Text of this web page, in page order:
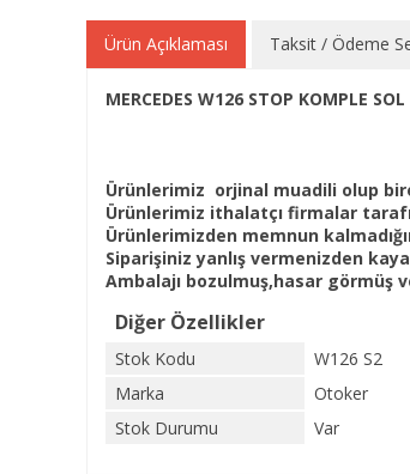
Ürün Açıklaması Taksit / Ödeme
MERCEDES W126 STOP KOMPLE
Ürünlerimiz orjinal muadili olup
Ürünlerimiz ithalatçı firmalar
Ürünlerimizden memnun
Siparişiniz yanlış vermenizden
Ambalajı bozulmuş,hasar görmüş
Diğer Özellikler
Stok Kodu
W126 S2
Marka
Otoker
Stok Durumu
Var